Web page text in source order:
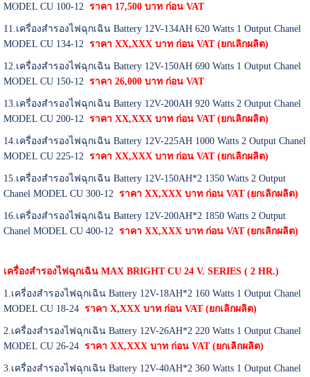
MODEL CU 100-12 ราคา 17,500 บาท ก่อน VAT
11.เครื่องสำรองไฟฉุกเฉิน Battery 12V-134AH 620 Watts 1 Output Chanel
MODEL CU 134-12 ราคา XX,XXX บาท ก่อน VAT (ยกเลิกผลิต)
12.เครื่องสำรองไฟฉุกเฉิน Battery 12V-150AH 690 Watts 1 Output Chanel
MODEL CU 150-12 ราคา 26,000 บาท ก่อน VAT
13.เครื่องสำรองไฟฉุกเฉิน Battery 12V-200AH 920 Watts 2 Output Chanel
MODEL CU 200-12 ราคา XX,XXX บาท ก่อน VAT (ยกเลิกผลิต)
14.เครื่องสำรองไฟฉุกเฉิน Battery 12V-225AH 1000 Watts 2 Output Chanel
MODEL CU 225-12 ราคา XX,XXX บาท ก่อน VAT (ยกเลิกผลิต)
15.เครื่องสำรองไฟฉุกเฉิน Battery 12V-150AH*2 1350 Watts 2 Output
Chanel MODEL CU 300-12 ราคา XX,XXX บาท ก่อน VAT (ยกเลิกผลิต)
16.เครื่องสำรองไฟฉุกเฉิน Battery 12V-200AH*2 1850 Watts 2 Output
Chanel MODEL CU 400-12 ราคา XX,XXX บาท ก่อน VAT (ยกเลิกผลิต)
เครื่องสำรองไฟฉุกเฉิน MAX BRIGHT CU 24 V. SERIES ( 2 HR.)
1.เครื่องสำรองไฟฉุกเฉิน Battery 12V-18AH*2 160 Watts 1 Output Chanel
MODEL CU 18-24 ราคา X,XXX บาท ก่อน VAT (ยกเลิกผลิต)
2.เครื่องสำรองไฟฉุกเฉิน Battery 12V-26AH*2 220 Watts 1 Output Chanel
MODEL CU 26-24 ราคา XX,XXX บาท ก่อน VAT (ยกเลิกผลิต)
3.เครื่องสำรองไฟฉุกเฉิน Battery 12V-40AH*2 360 Watts 1 Output Chanel